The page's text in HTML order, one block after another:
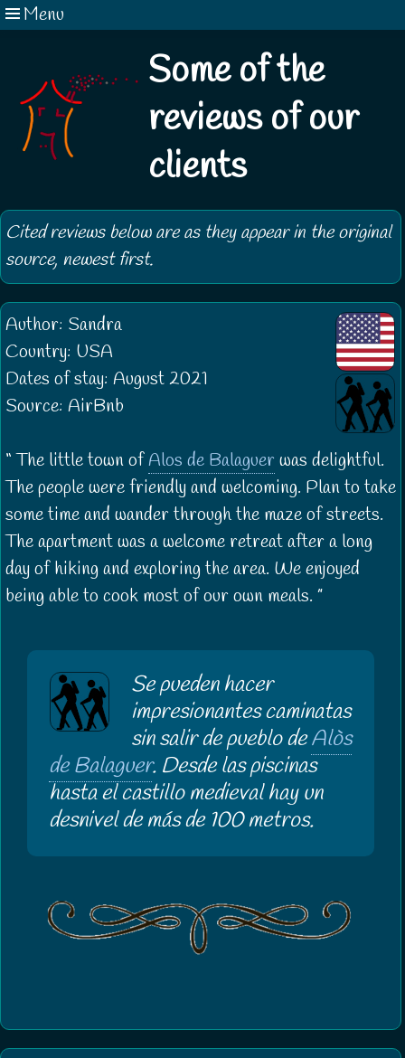
Menu
Some of the
reviews of our
clients
Cited reviews below are as they appear in the original
source, newest first.
Author: Sandra
Country: USA
Dates of stay: August 2021
Source: AirBnb
The little town ofAlos de Balaguer was delightful.
The people were friendly and welcoming. Plan to take
some time and wander through the maze of streets.
The apartment was a welcome retreat after a long
day of hiking and exploring the area. We enjoyed
being able to cook most of our own meals.
Se pueden hacer
impresionantes caminatas
sin salir de pueblo deAlòs
de Balaguer. Desde las piscinas
hasta el castillo medieval hay un
desnivel de más de 100 metros.